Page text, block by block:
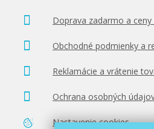
Doprava zadarmo a
Obchodné podmienky a
Reklamácie a vrátenie
Ochrana osobných
Nastavenie cookies